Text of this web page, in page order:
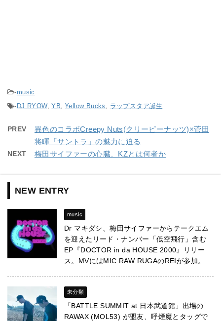
-music
-DJ RYOW,YB ,¥ellow Bucks ラップスタア誕生
PREV
異色のコラボCreepy Nuts(クリーピーナッツ)×菅田
将暉「サントラ」の魅力に迫る
NEXT 梅田サイファーの心臓、KZとは何者か
NEW ENTRY
music
Dr マキダシ、梅田サイファーからテークエム
を迎えたリード・ナンバー「低空飛行」含む
EP『DOCTOR in da HOUSE 2000』リリー
ス。MVにはMIC RAW RUGAのREIが参加。
未分類
「BATTLE SUMMIT at 日本武道館」出場の
RAWAX (MOL53) が盟友、呼煙魔とタッグで